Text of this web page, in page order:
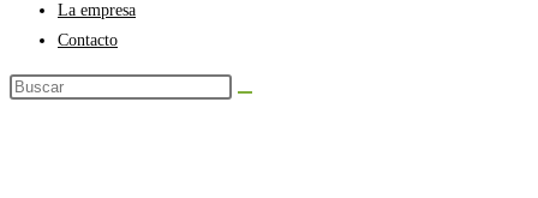
La empresa
Contacto
Buscar